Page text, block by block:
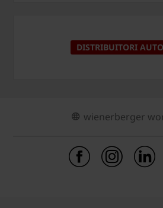
DISTRIBUITORI
wienerberger